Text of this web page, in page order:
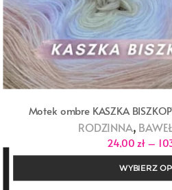
Motek ombre KASZKA
RODZINNA,
24,00 zł –
WYBIERZ